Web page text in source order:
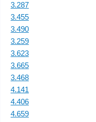
3.287
3.455
3.490
3.259
3.623
3.665
3.468
4.141
4.406
4.659